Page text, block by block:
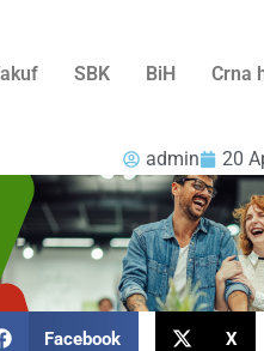
SBK BiH Crna
admin 20
Facebook X